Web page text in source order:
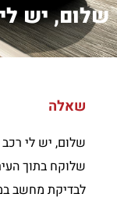
שאלה
לבדיקת מחשב